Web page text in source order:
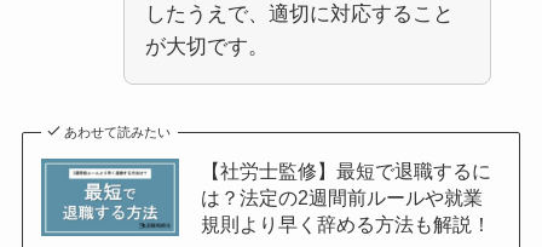
したうえで、適切に対応すること
が大切です。
あわせて読みたい
【社労士監修】最短で退職するに
は？法定の2週間前ルールや就業
規則より早く辞める方法も解説！